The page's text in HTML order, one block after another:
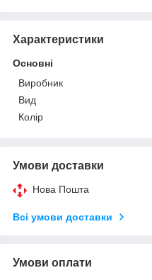
Характеристики
Основні
Виробник
Вид
Колір
Умови доставки
Нова Пошта
Всі умови доставки
Умови оплати